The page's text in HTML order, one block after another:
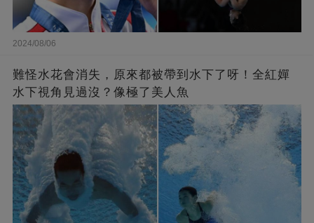
2024/08/06
難怪水花會消失，原來都被帶到水下了呀！全紅嬋
水下視角見過沒？像極了美人魚